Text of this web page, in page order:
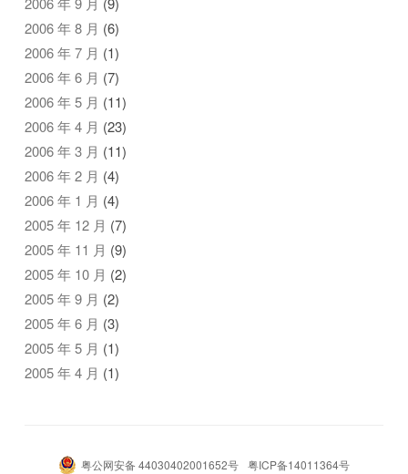
2006 年 8 月 (6)
2006 年 7 月 (1)
2006 年 6 月 (7)
2006 年 5 月 (11)
2006 年 4 月 (23)
2006 年 3 月 (11)
2006 年 2 月 (4)
2006 年 1 月 (4)
2005 年 12 月 (7)
2005 年 11 月 (9)
2005 年 10 月 (2)
2005 年 9 月 (2)
2005 年 6 月 (3)
2005 年 5 月 (1)
2005 年 4 月 (1)
粤公网安备 44030402001652号 粤ICP备14011364号